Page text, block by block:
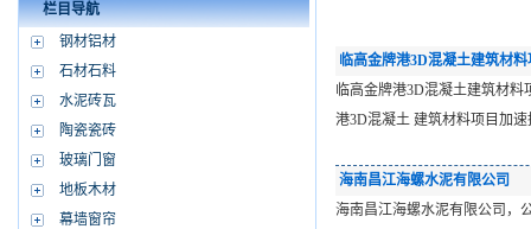
栏目导航
钢材铝材
石材石料
水泥砖瓦
陶瓷瓷砖
玻璃门窗
地板木材
幕墙窗帘
临高金牌港3D混凝土建筑材
临高金牌港3D混凝土建筑材料
港3D混凝土 建筑材料项目加
海南昌江海螺水泥有限公司
海南昌江海螺水泥有限公司，